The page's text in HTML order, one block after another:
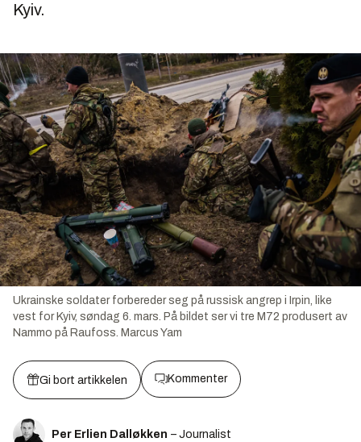
Kyiv.
Ukrainske soldater forbereder seg på russisk angrep i Irpin, like
vest for Kyiv, søndag 6. mars. På bildet ser vi tre M72 produsert av
Nammo på Raufoss. Marcus Yam
Gi bort artikkelen Kommenter
Per Erlien Dalløkken – Journalist